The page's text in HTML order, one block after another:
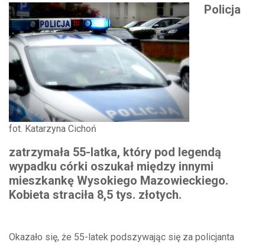
fot. Katarzyna Cichoń
Policja
zatrzymała 55-latka, który pod legendą
wypadku córki oszukał między innymi
mieszkankę Wysokiego Mazowieckiego.
Kobieta straciła 8,5 tys. złotych.
Okazało się, że 55-latek podszywając się za policjanta